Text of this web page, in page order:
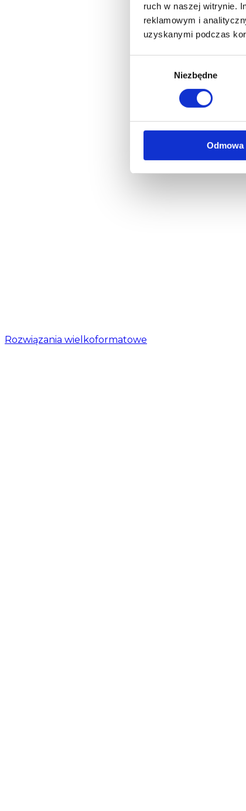
ruch w naszej witrynie.
reklamowym i
uzyskanymi podczas
Niezbędne
Odmowa
Rozwiązania wielkoformatowe